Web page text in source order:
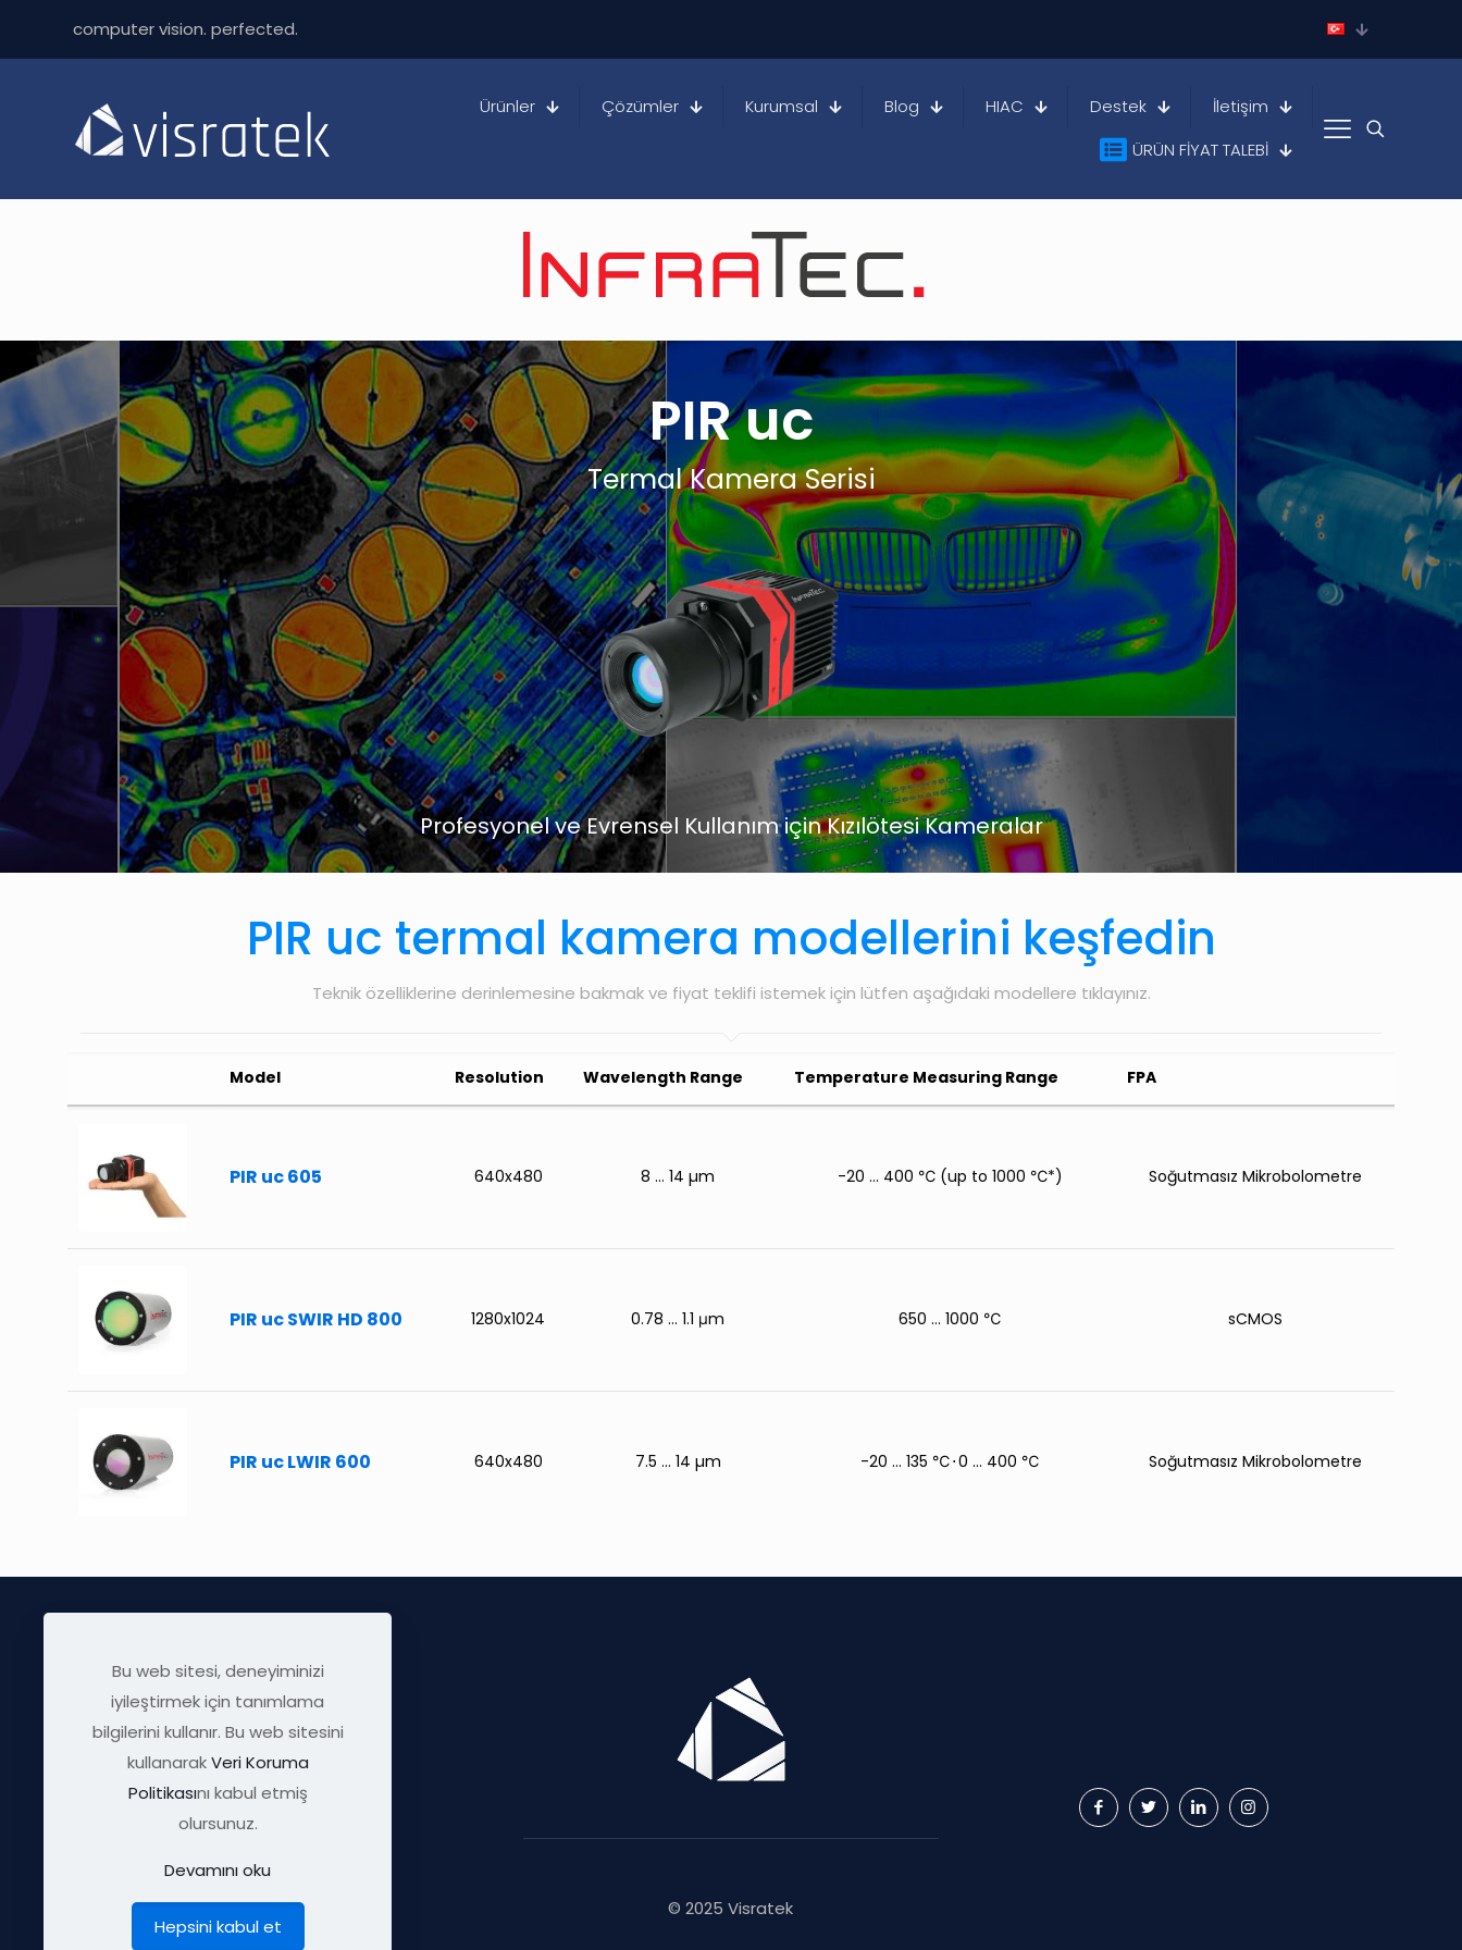
computer vision. perfected.
Ürünler Çözümler Kurumsal Blog HIAC Destek
İletişim
ÜRÜN FİYAT TALEBİ
PIR uc
Termal Kamera Serisi
Profesyonel ve Evrensel Kullanım için Kızılötesi Kameralar
PIR uc termal kamera modellerini keşfedin
Teknik özelliklerine derinlemesine bakmak ve fiyat teklifi istemek için lütfen aşağıdaki modellere tıklayınız.
Model Resolution Wavelength Range Temperature Measuring Range FPA
PIR uc 605 640x480 8 … 14 µm -20 … 400 ℃ (up to 1000 ℃*) Soğutmasız Mikrobolometre
PIR uc SWIR HD 800 1280x1024 0.78 … 1.1 μm 650 … 1000 ℃ sCMOS
PIR uc LWIR 600 640x480 7.5 … 14 µm -20 ... 135 ℃⋅0 ... 400 ℃ Soğutmasız Mikrobolometre
info@visratek.com
© 2025 Visratek
Bu web sitesi, deneyiminizi
iyileştirmek için tanımlama
bilgilerini kullanır. Bu web sitesini
kullanarakVeri Koruma
Politikasını kabul etmiş
olursunuz.
Devamını oku
Hepsini kabul et